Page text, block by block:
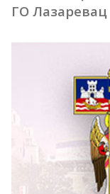
ГО Лазаревац